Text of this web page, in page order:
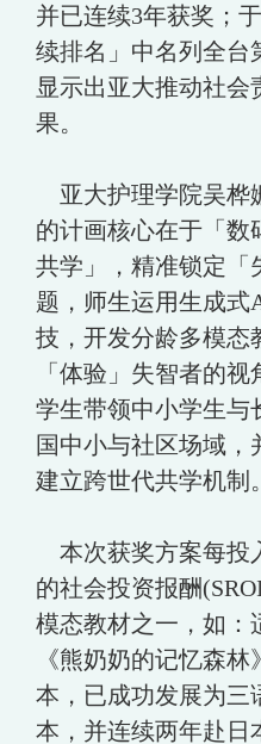
并已连续3年获奖；
续排名」中名列全台
显示出亚大推动社会
果。
亚大护理学院吴桦
的计画核心在于「数
共学」，精准锁定「
题，师生运用生成式
技，开发分龄多模态
「体验」失智者的
学生带领中小学生与
国中小与社区场域，
建立跨世代共学机制。
本次获奖方案每投
的社会投资报酬
模态教材之一，如：
《熊奶奶的记忆森
本，已成功发展为三
本，并连续两年赴日